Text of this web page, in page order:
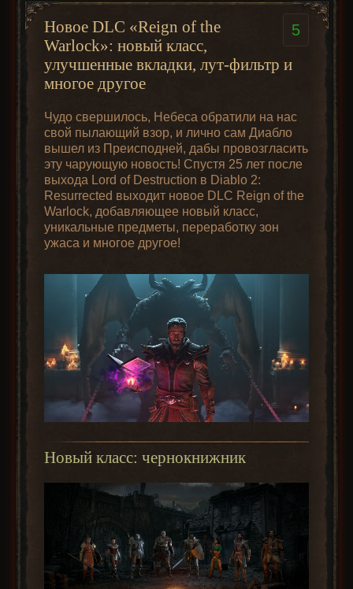
Пояса
амулеты
Шлемы
Маски
Оружие
амазонки
Катары
Убийцы
Сферы
волшебницыГримуары
Общее о монстрах
Боссы
самоцвет/череп
x3
самоцвет/череп
Совет: лучше сохранять самоцветы
безупречного качества, затем улучшая их
на святилище самоцветов.
Руны
Ингредиенты Версия Результат
Руна Эль
Руна Элд
(Eld) x3
v1.10
Руна Тир
(Tir)
Руна Тир
(Tir) x3
v1.10
Руна Неф
(Nef)
Руна Неф
(Nef) x3
v1.10
Руна Эт
(Eth)
Руна Эт
v1.10
Руна Ит (Ith)
v1.10
Руна Тал
(Tal)
Руна Тал
(Tal) x3
v1.10
Руна Рал
(Ral)
5
Новое DLC «Reign of the
Warlock»: новый класс,
улучшенные вкладки, лут-фильтр и
многое другое
Чудо свершилось, Небеса обратили на нас
свой пылающий взор, и лично сам Диабло
вышел из Преисподней, дабы провозгласить
эту чарующую новость! Спустя 25 лет после
выхода Lord of Destruction в Diablo 2:
Resurrected выходит новое DLC Reign of the
Warlock, добавляющее новый класс,
уникальные предметы, переработку зон
ужаса и многое другое!
Новый класс: чернокнижник